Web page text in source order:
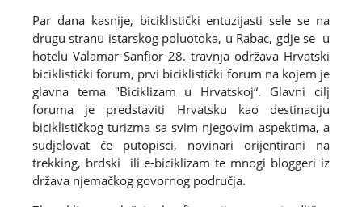
Par dana kasnije, biciklistički entuzijasti sele se na
drugu stranu istarskog poluotoka, u Rabac, gdje se u
hotelu Valamar Sanfior 28. travnja održava Hrvatski
biciklistički forum, prvi biciklistički forum na kojem je
glavna tema "Biciklizam u Hrvatskoj“. Glavni cilj
foruma je predstaviti Hrvatsku kao destinaciju
biciklističkog turizma sa svim njegovim aspektima, a
sudjelovat će putopisci, novinari orijentirani na
trekking, brdski ili e-biciklizam te mnogi bloggeri iz
država njemačkog govornog područja.